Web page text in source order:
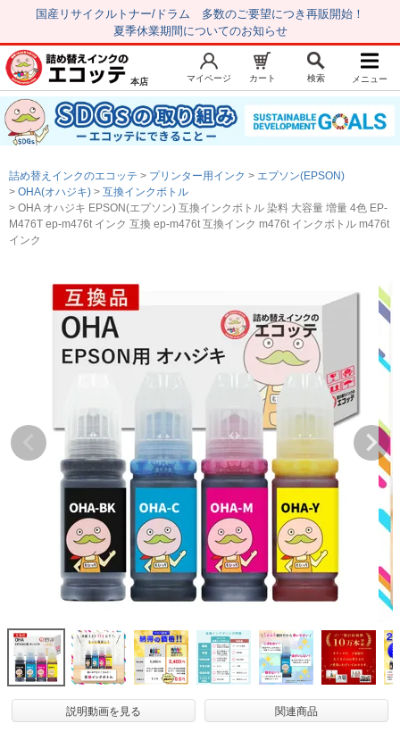
国産リサイクルトナー/ドラム 多数のご要望につき再販開始！
夏季休業期間についてのお知らせ
新規会員登録 マイページ
トップページ お気に入り
注文履歴 レビュー履歴
はじめての方へ
初心者用セット
キャノンインク
エプソンインク
互換インクボトル
互換インクカートリッジ
再生インクカートリッジ
記事を探す
お客様の声
お店の紹介
ご利用ガイド
よくある質問
お問い合わせ
本店 マイページ カート 検索 メニュー
詰め替えインクのエコッテ プリンター用インク
エプソン(EPSON)
OHA(オハジキ)
互換インクボトル
OHA オハジキ EPSON(エプソン) 互換インクボトル 染料 大容量 増量 4色 EP-
M476T ep-m476t インク 互換 ep-m476t 互換インク m476t インクボトル m476t
インク
説明動画を見る 関連商品